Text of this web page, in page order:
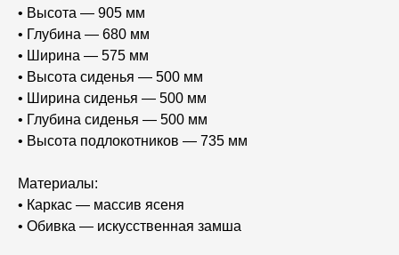
• Высота — 905 мм
• Глубина — 680 мм
• Ширина — 575 мм
• Высота сиденья — 500 мм
• Ширина сиденья — 500 мм
• Глубина сиденья — 500 мм
• Высота подлокотников — 735 мм
Материалы:
• Каркас — массив ясеня
• Обивка — искусственная замша